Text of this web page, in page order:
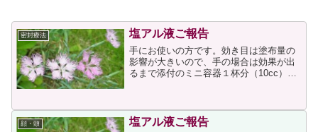
密封療法 塩アル液ご報告
手にお使いの方です。効き目は塗布量の
影響が大きいので、手の場合は効果が出
るまで添付のミニ容器１杯分（10cc）が
ことをアドバイスさ...
顔・頭 塩アル液ご報告